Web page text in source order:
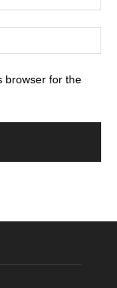
browser for the